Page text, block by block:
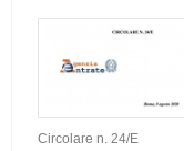
Circolare n. 24/E